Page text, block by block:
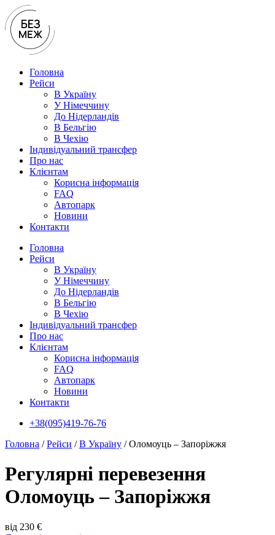
Перейти
до
вмісту
Головна
Рейси
В Україну
У Нiмеччину
До Нідерландів
В Бельгію
В Чехiю
Індивідуальний трансфер
Про нас
Клієнтам
Корисна інформація
FAQ
Автопарк
Новини
Контакти
Головна
Рейси
В Україну
У Нiмеччину
До Нідерландів
В Бельгію
В Чехiю
Індивідуальний трансфер
Про нас
Клієнтам
Корисна інформація
FAQ
Автопарк
Новини
Контакти
+38(095)419-76-76
Головна /Рейси /В Україну /Оломоуць – Запоріжжя
Регулярні перевезення
Оломоуць – Запоріжжя
від 230 €